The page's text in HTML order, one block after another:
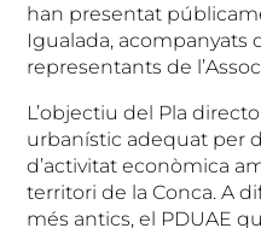
han presentat
Igualada, acompanyats
representants de
L’objectiu del Pla
urbanístic adequat per
d’activitat econòmica
territori de la Conca. A
més antics, el PDUAE